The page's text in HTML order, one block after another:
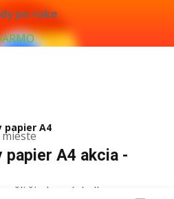
po ruke
papier A4
papier A4 akcia -
žiadne výsledky.